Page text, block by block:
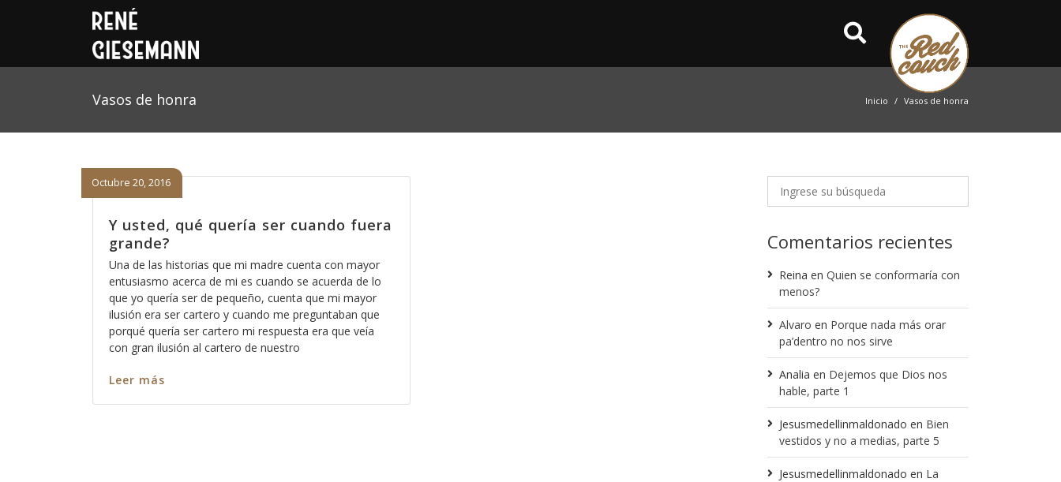
Vasos de honra Inicio Vasos de honra
Y usted, qué quería ser cuando fuera
grande?
Octubre 20, 2016
Una de las historias que mi madre cuenta con mayor
entusiasmo acerca de mi es cuando se acuerda de lo
que yo quería ser de pequeño, cuenta que mi mayor
ilusión era ser cartero y cuando me preguntaban que
porqué quería ser cartero mi respuesta era que veía
con gran ilusión al cartero de nuestro
Leer más
Comentarios recientes
Reina en Quien se conformaría con
menos?
Alvaro en Porque nada más orar
pa’dentro no nos sirve
Analia en Dejemos que Dios nos
hable, parte 1
Jesusmedellinmaldonado en Bien
vestidos y no a medias, parte 5
Jesusmedellinmaldonado en La